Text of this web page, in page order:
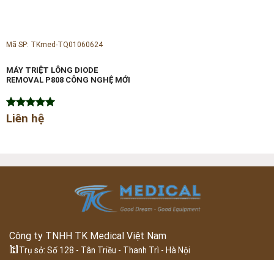
Mã SP: TKmed-TQ01060624
MÁY TRIỆT LÔNG DIODE
REMOVAL P808 CÔNG NGHỆ MỚI
Được xếp
5.00
Liên hệ
Công ty TNHH TK Medical Việt Nam
🕍 Trụ sở: Số 128 - Tân Triều - Thanh Trì - Hà Nội